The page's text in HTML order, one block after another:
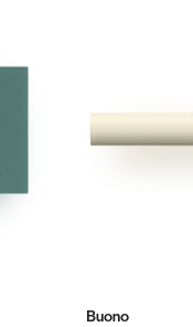
Buono